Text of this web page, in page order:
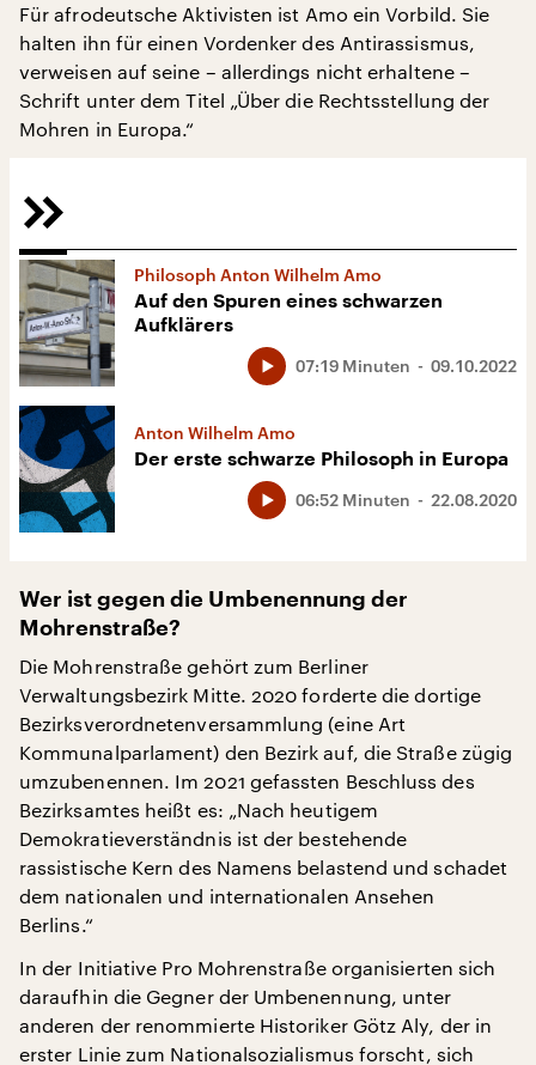
Für afrodeutsche Aktivisten ist Amo ein Vorbild. Sie
halten ihn für einen Vordenker des Antirassismus,
verweisen auf seine – allerdings nicht erhaltene –
Schrift unter dem Titel „Über die Rechtsstellung der
Mohren in Europa.“
Philosoph Anton Wilhelm Amo
Auf den Spuren eines schwarzen
Aufklärers
09.10.2022
07:19 Minuten
Anton Wilhelm Amo
Der erste schwarze Philosoph in Europa
22.08.2020
06:52 Minuten
Wer ist gegen die Umbenennung der
Mohrenstraße?
Die Mohrenstraße gehört zum Berliner
Verwaltungsbezirk Mitte. 2020 forderte die dortige
Bezirksverordnetenversammlung (eine Art
Kommunalparlament) den Bezirk auf, die Straße zügig
umzubenennen. Im 2021 gefassten Beschluss des
Bezirksamtes heißt es: „Nach heutigem
Demokratieverständnis ist der bestehende
rassistische Kern des Namens belastend und schadet
dem nationalen und internationalen Ansehen
Berlins.“
In der Initiative Pro Mohrenstraße organisierten sich
daraufhin die Gegner der Umbenennung, unter
anderen der renommierte Historiker Götz Aly, der in
erster Linie zum Nationalsozialismus forscht, sich